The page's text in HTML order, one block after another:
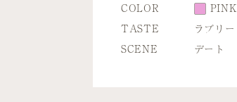
COLOR
PINK
TASTE
ラブリー
SCENE
デート